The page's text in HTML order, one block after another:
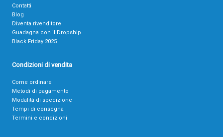
Contatti
Blog
Diventa rivenditore
Guadagna con il Dropship
Black Friday 2025
Condizioni di vendita
Come ordinare
Metodi di pagamento
Modalità di spedizione
Tempi di consegna
Termini e condizioni